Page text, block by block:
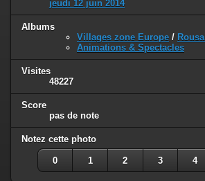
jeudi 12 juin 2014
Albums
Villages zone Europe /
Animations & Spectacles
Visites
48227
Score
pas de note
Notez cette photo
0 1 2 3 4